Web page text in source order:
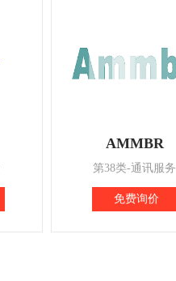
AMMBR
第38类-通讯服务
免费询价